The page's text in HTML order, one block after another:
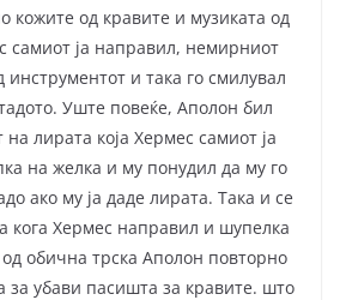
кожите од кравите и музиката од
самиот ја направил, немирниот
инструментот и така го смилувал
Уште повеќе, Аполон бил
на лирата која Хермес самиот ја
на желка и му понудил да му го
ако му ја даде лирата. Така и се
кога Хермес направил и шупелка
обична трска Аполон повторно
за убави пасишта за кравите. што